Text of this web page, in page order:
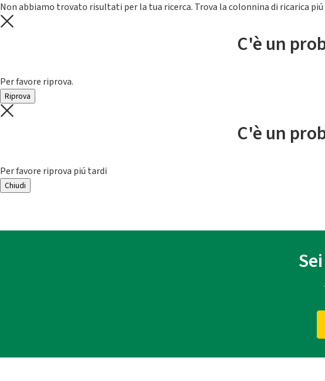
Non abbiamo trovato risultati per la tua ricerca. Trova la colonnina di ricarica
C'è un
Per favore riprova.
Riprova
C'è un
Per favore riprova piú tardi
Chiudi